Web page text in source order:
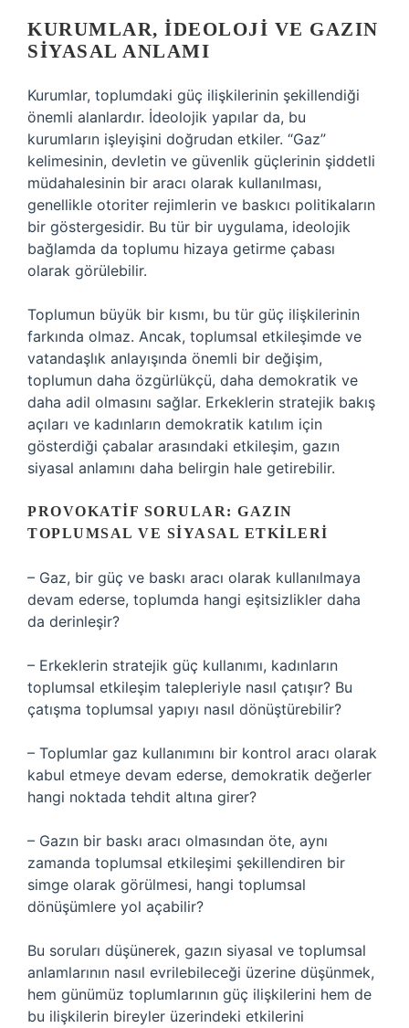
KURUMLAR, İDEOLOJI VE GAZIN
SIYASAL ANLAMI
Kurumlar, toplumdaki güç ilişkilerinin şekillendiği
önemli alanlardır. İdeolojik yapılar da, bu
kurumların işleyişini doğrudan etkiler. “Gaz”
kelimesinin, devletin ve güvenlik güçlerinin şiddetli
müdahalesinin bir aracı olarak kullanılması,
genellikle otoriter rejimlerin ve baskıcı politikaların
bir göstergesidir. Bu tür bir uygulama, ideolojik
bağlamda da toplumu hizaya getirme çabası
olarak görülebilir.
Toplumun büyük bir kısmı, bu tür güç ilişkilerinin
farkında olmaz. Ancak, toplumsal etkileşimde ve
vatandaşlık anlayışında önemli bir değişim,
toplumun daha özgürlükçü, daha demokratik ve
daha adil olmasını sağlar. Erkeklerin stratejik bakış
açıları ve kadınların demokratik katılım için
gösterdiği çabalar arasındaki etkileşim, gazın
siyasal anlamını daha belirgin hale getirebilir.
PROVOKATIF SORULAR: GAZIN
TOPLUMSAL VE SIYASAL ETKILERI
– Gaz, bir güç ve baskı aracı olarak kullanılmaya
devam ederse, toplumda hangi eşitsizlikler daha
da derinleşir?
– Erkeklerin stratejik güç kullanımı, kadınların
toplumsal etkileşim talepleriyle nasıl çatışır? Bu
çatışma toplumsal yapıyı nasıl dönüştürebilir?
– Toplumlar gaz kullanımını bir kontrol aracı olarak
kabul etmeye devam ederse, demokratik değerler
hangi noktada tehdit altına girer?
– Gazın bir baskı aracı olmasından öte, aynı
zamanda toplumsal etkileşimi şekillendiren bir
simge olarak görülmesi, hangi toplumsal
dönüşümlere yol açabilir?
Bu soruları düşünerek, gazın siyasal ve toplumsal
anlamlarının nasıl evrilebileceği üzerine düşünmek,
hem günümüz toplumlarının güç ilişkilerini hem de
bu ilişkilerin bireyler üzerindeki etkilerini